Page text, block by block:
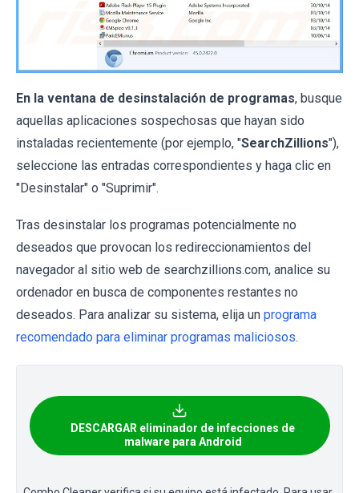
En la ventana de desinstalación de programas, busque
aquellas aplicaciones sospechosas que hayan sido
instaladas recientemente (por ejemplo, "SearchZillions"),
seleccione las entradas correspondientes y haga clic en
"Desinstalar" o "Suprimir".
Tras desinstalar los programas potencialmente no
deseados que provocan los redireccionamientos del
navegador al sitio web de searchzillions.com, analice su
ordenador en busca de componentes restantes no
deseados. Para analizar su sistema, elija un programa
recomendado para eliminar programas maliciosos.
DESCARGAR eliminador de infecciones de
malware para Android